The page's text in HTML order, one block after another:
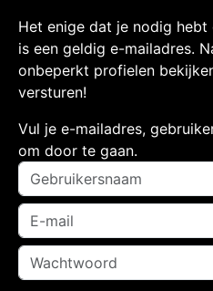
Het enige dat je nodig
is een geldig e-mailadres.
onbeperkt profielen
versturen!
Vul je e-mailadres,
om door te gaan.